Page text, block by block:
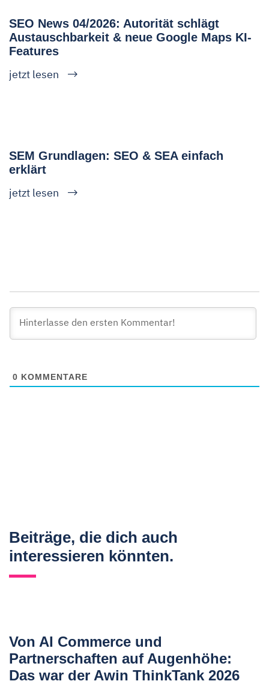
SEO News 04/2026: Autorität schlägt
Austauschbarkeit & neue Google Maps KI-
Features
jetzt lesen
SEM Grundlagen: SEO & SEA einfach
erklärt
jetzt lesen
0 KOMMENTARE
Beiträge, die dich auch
interessieren könnten.
Von AI Commerce und
Partnerschaften auf Augenhöhe:
Das war der Awin ThinkTank 2026